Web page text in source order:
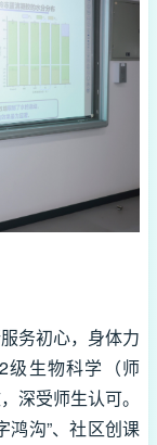
务初心，身体力
级生物科学（师
深受师生认可。
鸿沟”、社区创课